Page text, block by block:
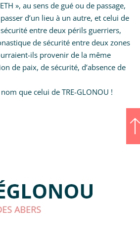
», au sens de gué ou de passage,
d’un lieu à un autre, et celui de
sécurité entre deux périls guerriers,
de sécurité entre deux zones
ils provenir de la même
de paix, de sécurité, d’absence de
que celui de TRE-GLONOU !